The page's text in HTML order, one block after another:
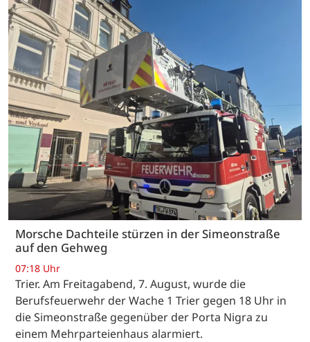
Morsche Dachteile stürzen in der Simeonstraße
auf den Gehweg
07:18 Uhr
Trier. Am Freitagabend, 7. August, wurde die
Berufsfeuerwehr der Wache 1 Trier gegen 18 Uhr in
die Simeonstraße gegenüber der Porta Nigra zu
einem Mehrparteienhaus alarmiert.